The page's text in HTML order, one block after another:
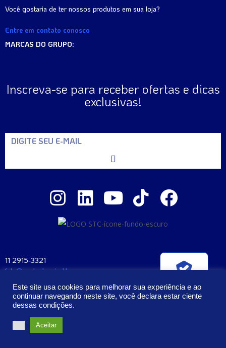
Você gostaria de ter nossos produtos em sua loja?
Entre em contato conosco
MARCAS DO GRUPO:
Inscreva-se para receber ofertas e dicas
exclusivas!
11 2915-3321
fale@santaclara.ind.br
CEP: 04225-000
2023 – Todos os Direitos Reservados | Santa Clara Manufatura e
Cosméticos Ltda. CNPJ: 57.407.397/0001-58
Este site usa cookies para melhorar sua experiência e ao
continuar navegando neste site, você declara estar ciente
dessas condições.
Aceitar